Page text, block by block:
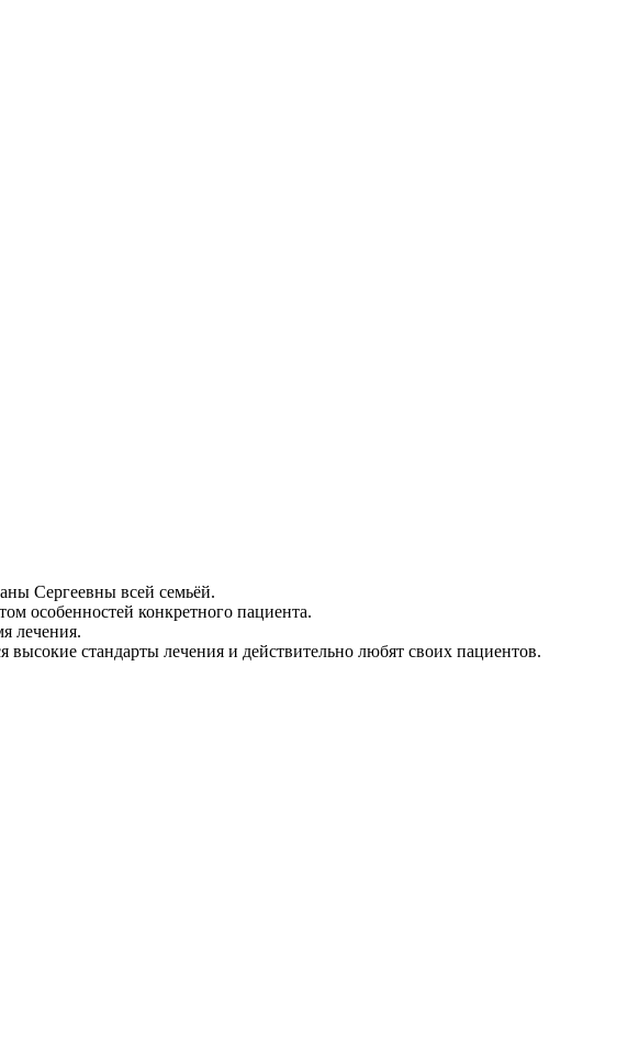
Сергеевны всей семьёй.
особенностей конкретного пациента.
лечения.
стандарты лечения и действительно любят своих пациентов.